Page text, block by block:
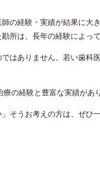
の経験・実績が結果に大
所は、長年の経験によっ
はありません。若い歯
の経験と豊富な実績があ
そうお考えの方は、ぜひ